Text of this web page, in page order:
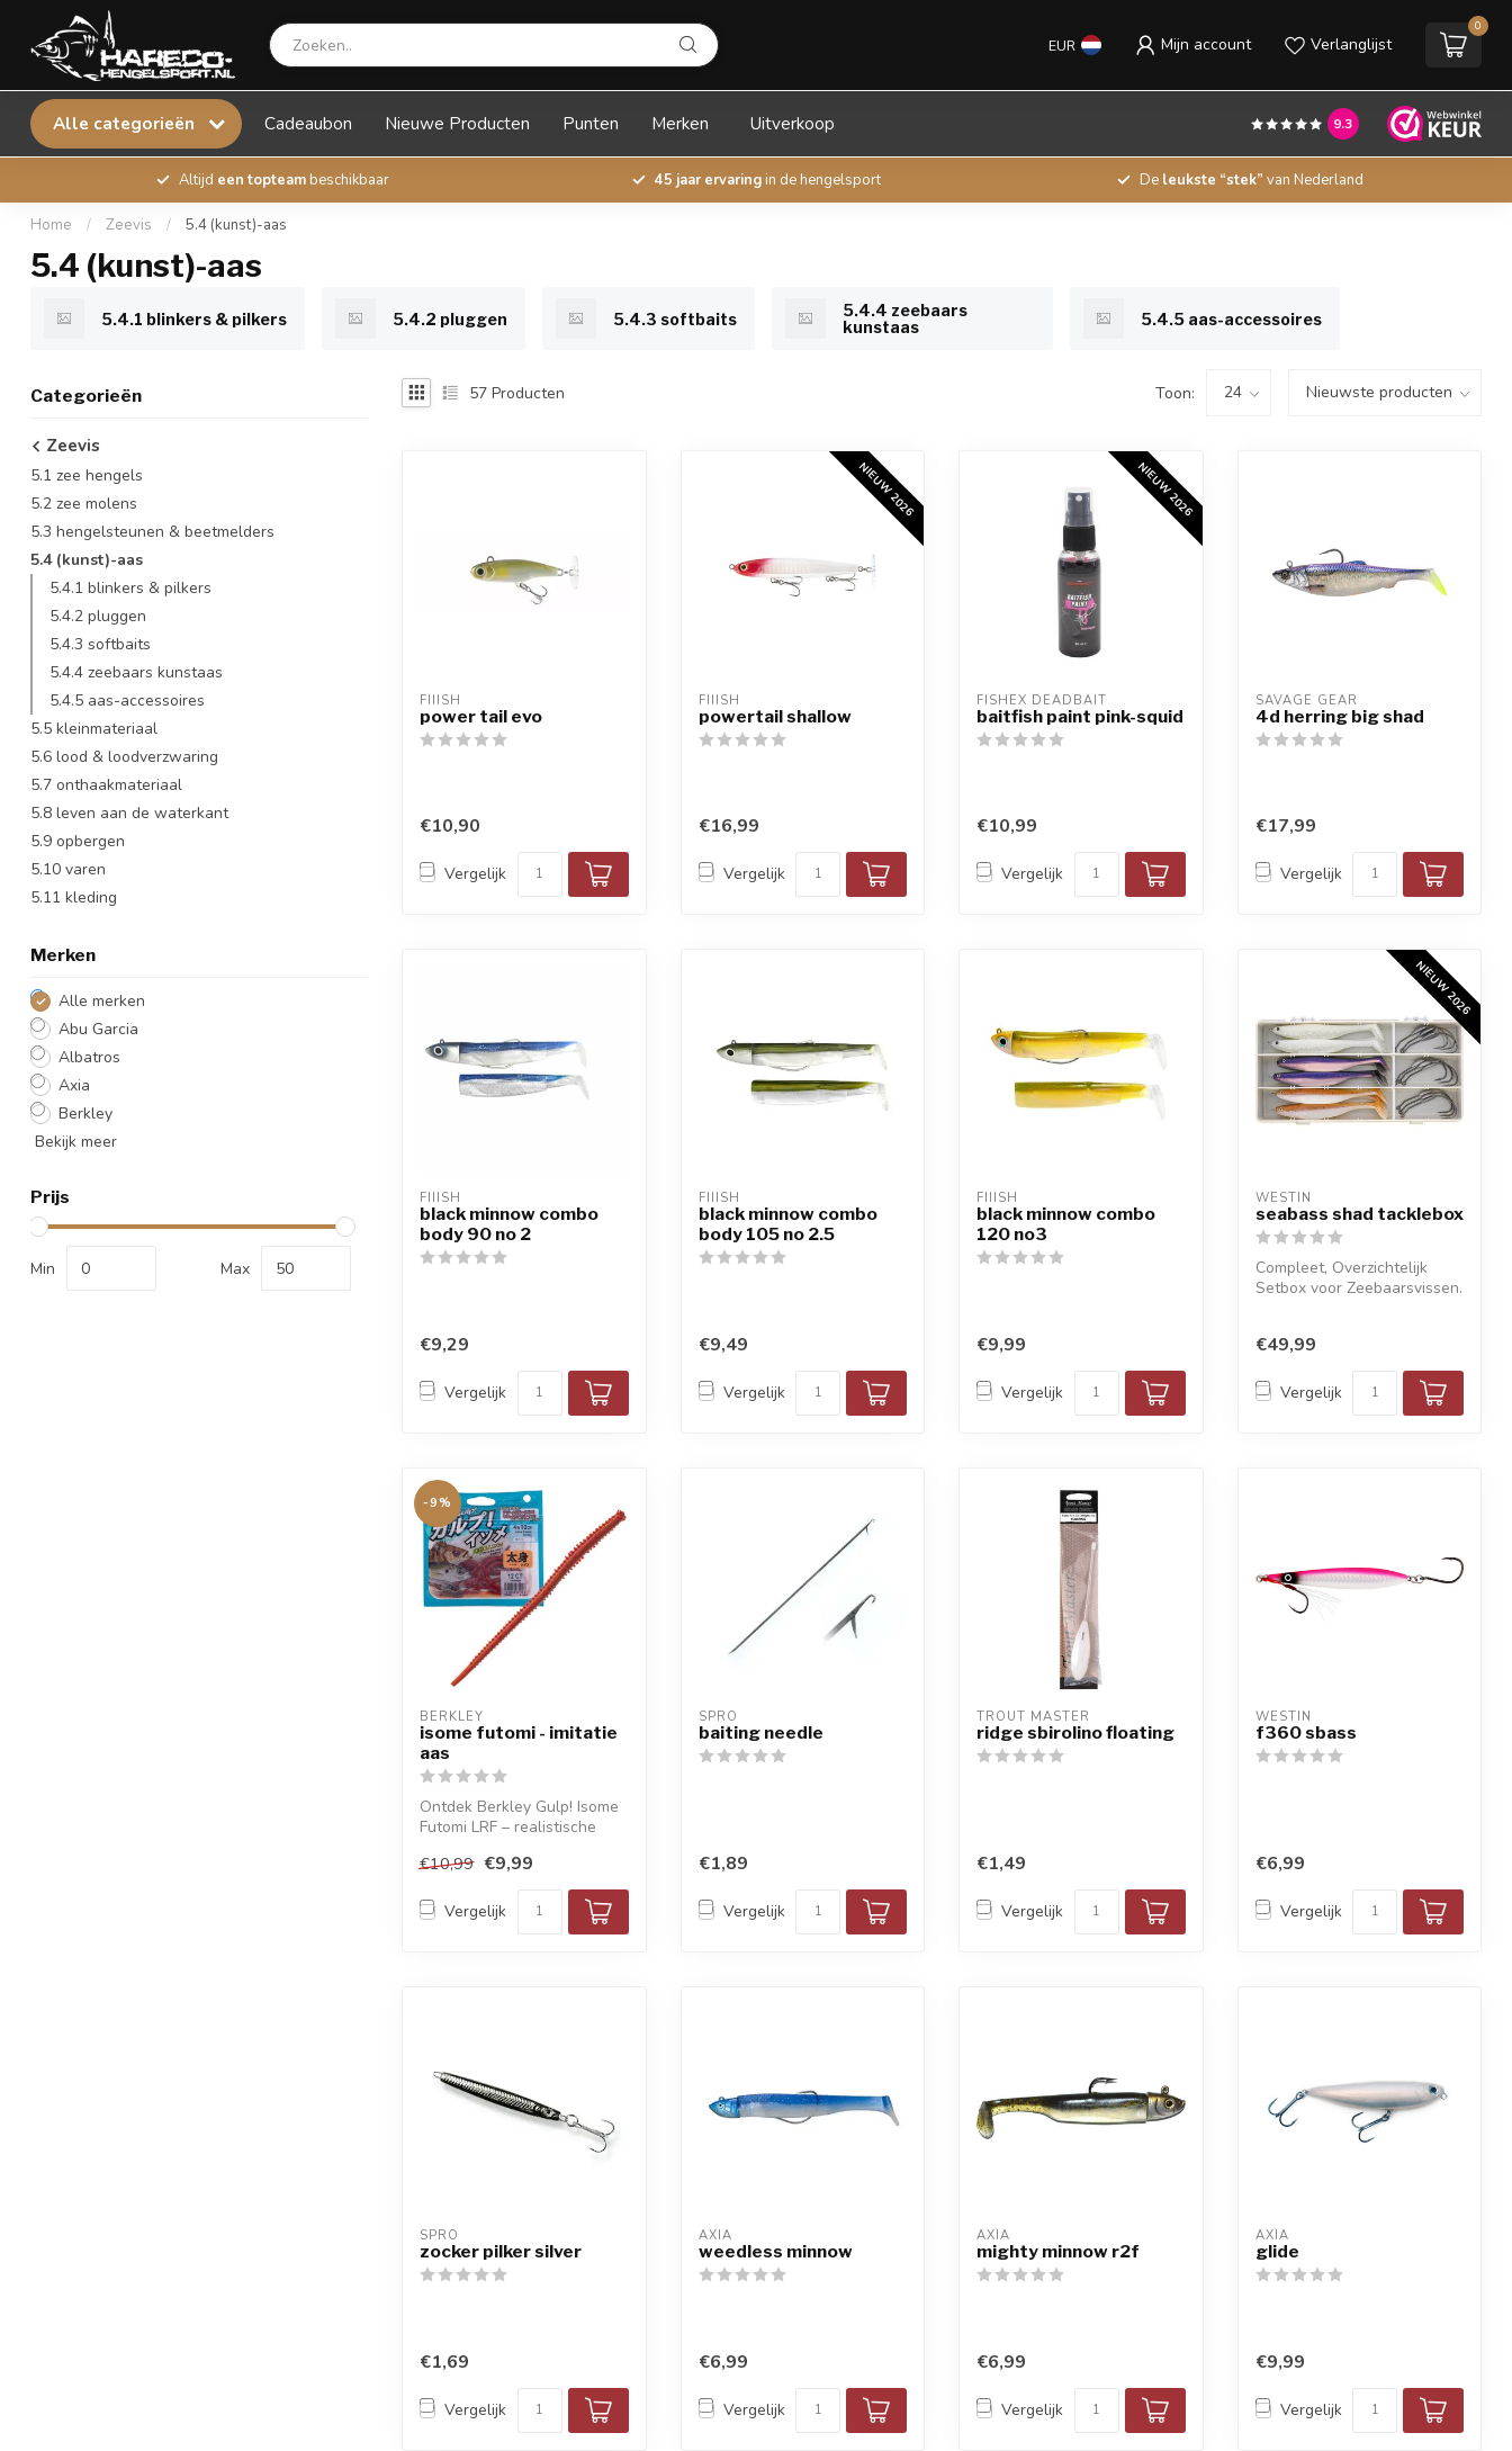
EUR Mijn account Verlanglijst
0
Alle categorieën Cadeaubon Nieuwe Producten Punten Merken Uitverkoop 9.3
Altijd een topteambeschikbaar 45 jaar ervaringin de hengelsport Deleukste “stek” van Nederland
Home / Zeevis / 5.4 (kunst)-aas
5.4 (kunst)-aas
5.4.1 blinkers & pilkers 5.4.2 pluggen 5.4.3 softbaits
5.4.4 zeebaars
kunstaas
5.4.5 aas-accessoires
Categorieën
Zeevis
5.1 zee hengels
5.2 zee molens
5.3 hengelsteunen & beetmelders
5.4 (kunst)-aas
5.4.1 blinkers & pilkers
5.4.2 pluggen
5.4.3 softbaits
5.4.4 zeebaars kunstaas
5.4.5 aas-accessoires
5.5 kleinmateriaal
5.6 lood & loodverzwaring
5.7 onthaakmateriaal
5.8 leven aan de waterkant
5.9 opbergen
5.10 varen
5.11 kleding
Merken
Alle merken
Abu Garcia
Albatros
Axia
Berkley
Bekijk meer
Prijs
Min Max
57 Producten Toon:
FIIISH
power tail evo
€10,90
Vergelijk
NIEUW 2026
FIIISH
powertail shallow
€16,99
Vergelijk
NIEUW 2026
FISHEX DEADBAIT
baitfish paint pink-squid
€10,99
Vergelijk
SAVAGE GEAR
4d herring big shad
€17,99
Vergelijk
FIIISH
black minnow combo
body 90 no 2
€9,29
Vergelijk
FIIISH
black minnow combo
body 105 no 2.5
€9,49
Vergelijk
FIIISH
black minnow combo
120 no3
€9,99
Vergelijk
NIEUW 2026
WESTIN
seabass shad tacklebox
Compleet, Overzichtelijk
Setbox voor Zeebaarsvissen.
€49,99
Vergelijk
-9%
BERKLEY
isome futomi - imitatie
aas
Ontdek Berkley Gulp! Isome
Futomi LRF – realistische
me...
€10,99 €9,99
Vergelijk
SPRO
baiting needle
€1,89
Vergelijk
TROUT MASTER
ridge sbirolino floating
€1,49
Vergelijk
WESTIN
f360 sbass
€6,99
Vergelijk
SPRO
zocker pilker silver
€1,69
Vergelijk
AXIA
weedless minnow
€6,99
Vergelijk
AXIA
mighty minnow r2f
€6,99
Vergelijk
AXIA
glide
€9,99
Vergelijk